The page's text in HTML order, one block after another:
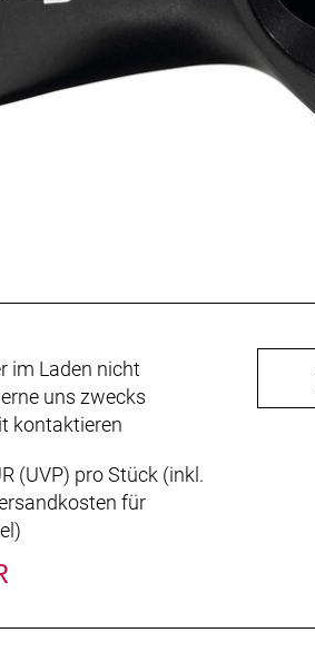
im Laden nicht
uns zwecks
kontaktieren
(UVP) pro Stück (inkl.
für
)